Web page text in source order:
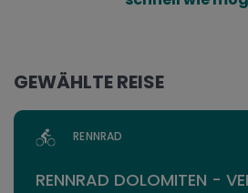
GEWÄHLTE REISE
RENNRAD
RENNRAD DOLOMITEN -